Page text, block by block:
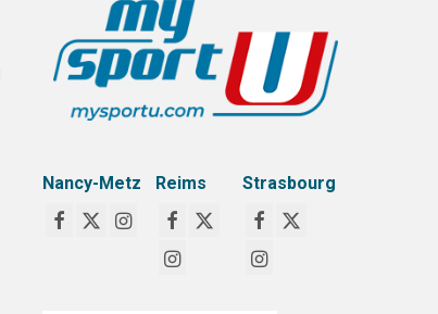
Nancy-Metz Reims Strasbourg